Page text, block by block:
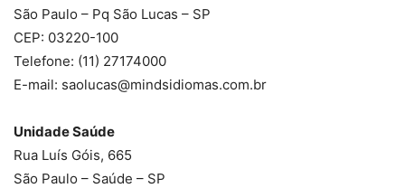
São Paulo – Pq São Lucas – SP
CEP: 03220-100
Telefone: (11) 27174000
E-mail: saolucas@mindsidiomas.com.br
Unidade Saúde
Rua Luís Góis, 665
São Paulo – Saúde – SP